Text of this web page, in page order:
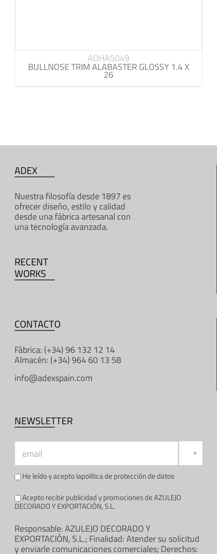
ADHA5049
BULLNOSE TRIM ALABASTER GLOSSY 1.4 X
26
ADEX
Nuestra filosofía desde 1897 es
ofrecer diseño, estilo y calidad
desde una fábrica artesanal con
una tecnología avanzada.
RECENT
WORKS
CONTACTO
Fábrica: (+34) 96 132 12 14
Almacén: (+34) 964 60 13 58
info@adexspain.com
NEWSLETTER
He leído y acepto lapolítica de protección de datos
Acepto recibir publicidad y promociones de AZULEJO
DECORADO Y EXPORTACIÓN, S.L.
Responsable: AZULEJO DECORADO Y
EXPORTACIÓN, S.L.; Finalidad: Atender su solicitud
y enviarle comunicaciones comerciales; Derechos: